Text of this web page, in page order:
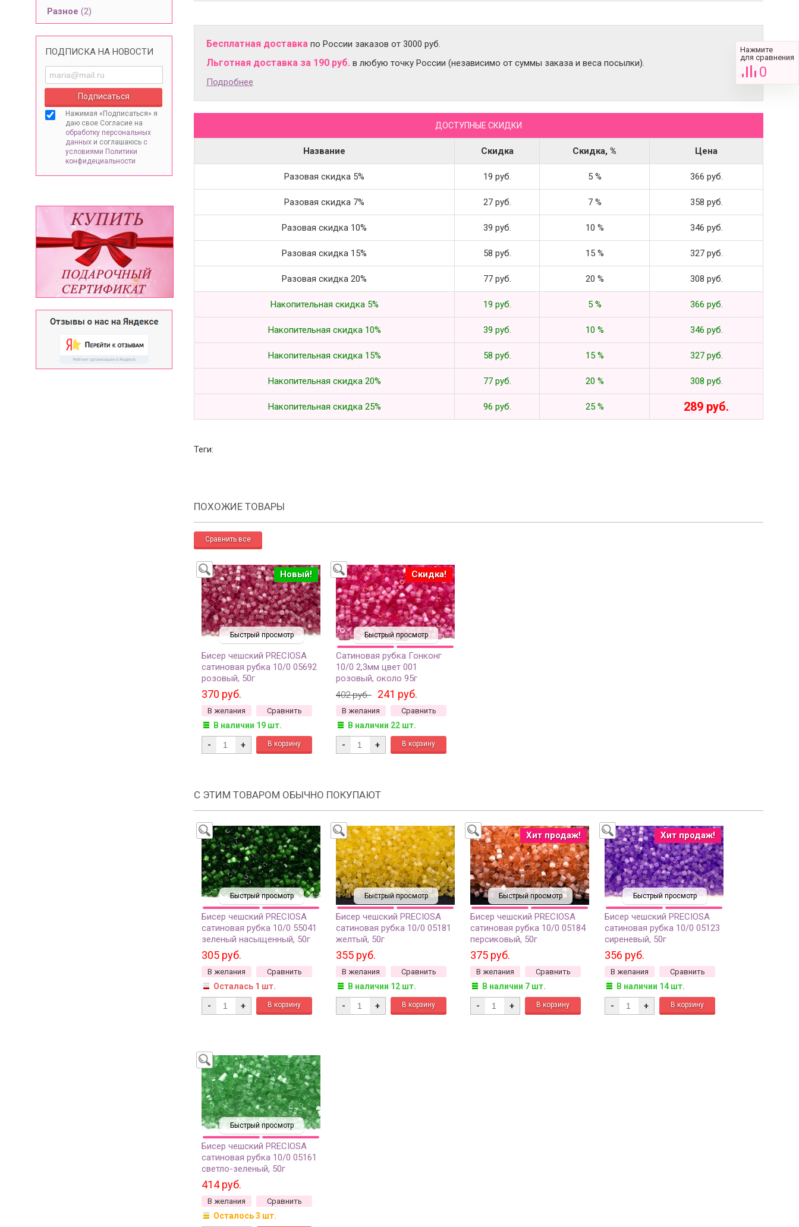
Разное (2)
ПОДПИСКА НА НОВОСТИ
Нажимая «Подписаться» я
даю свое Согласие на
обработку персональных
данных и соглашаюсь с
условиями Политики
конфидециальности
Бесплатная доставка по России заказов от 3000 руб.
Льготная доставка за 190 руб. в любую точку России (независимо от суммы заказа и веса посылки).
Подробнее
ДОСТУПНЫЕ СКИДКИ
Название Скидка Скидка, % Цена
Разовая скидка 5% 19 руб. 5 % 366 руб.
Разовая скидка 7% 27 руб. 7 % 358 руб.
Разовая скидка 10% 39 руб. 10 % 346 руб.
Разовая скидка 15% 58 руб. 15 % 327 руб.
Разовая скидка 20% 77 руб. 20 % 308 руб.
Накопительная скидка 5% 19 руб. 5 % 366 руб.
Накопительная скидка 10% 39 руб. 10 % 346 руб.
Накопительная скидка 15% 58 руб. 15 % 327 руб.
Накопительная скидка 20% 77 руб. 20 % 308 руб.
Накопительная скидка 25% 96 руб. 25 % 289 руб.
Теги:
ПОХОЖИЕ ТОВАРЫ
Быстрый просмотр
Новый!
Бисер чешский PRECIOSA
сатиновая рубка 10/0 05692
розовый, 50г
370 руб.
В желания Сравнить
В наличии 19 шт.
- +
Быстрый просмотр
Скидка!
Сатиновая рубка Гонконг
10/0 2,3мм цвет 001
розовый, около 95г
402 руб.
241 руб.
В желания Сравнить
В наличии 22 шт.
- +
С ЭТИМ ТОВАРОМ ОБЫЧНО ПОКУПАЮТ
Быстрый просмотр
Бисер чешский PRECIOSA
сатиновая рубка 10/0 55041
зеленый насыщенный, 50г
305 руб.
В желания Сравнить
Осталась 1 шт.
- +
Быстрый просмотр
Бисер чешский PRECIOSA
сатиновая рубка 10/0 05181
желтый, 50г
355 руб.
В желания Сравнить
В наличии 12 шт.
- +
Быстрый просмотр
Хит продаж!
Бисер чешский PRECIOSA
сатиновая рубка 10/0 05184
персиковый, 50г
375 руб.
В желания Сравнить
В наличии 7 шт.
- +
Быстрый просмотр
Хит продаж!
Бисер чешский PRECIOSA
сатиновая рубка 10/0 05123
сиреневый, 50г
356 руб.
В желания Сравнить
В наличии 14 шт.
- +
Быстрый просмотр
Бисер чешский PRECIOSA
сатиновая рубка 10/0 05161
светло-зеленый, 50г
414 руб.
В желания Сравнить
Осталось 3 шт.
Нажмите
для сравнения
0